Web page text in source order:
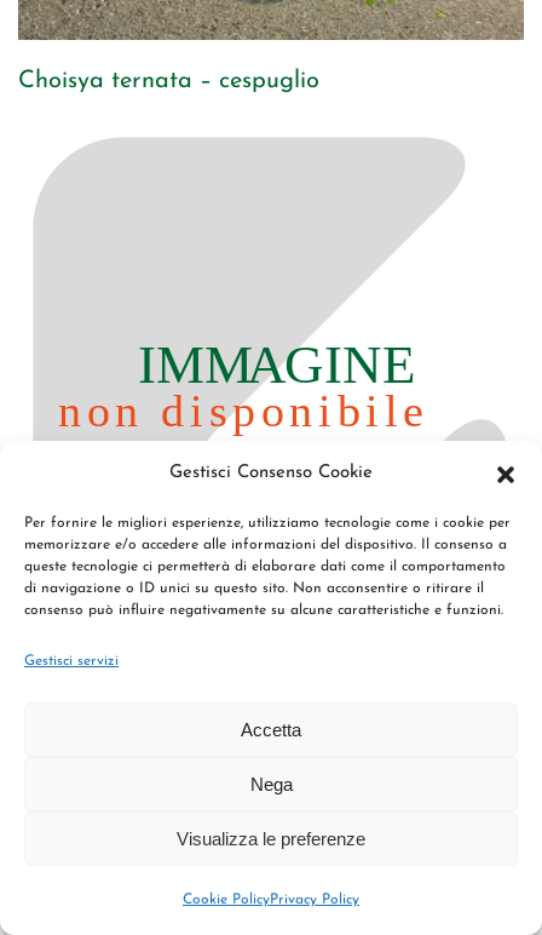
Gestisci Consenso Cookie
Per fornire le migliori esperienze, utilizziamo tecnologie come i cookie per
memorizzare e/o accedere alle informazioni del dispositivo. Il consenso a
queste tecnologie ci permetterà di elaborare dati come il comportamento
di navigazione o ID unici su questo sito. Non acconsentire o ritirare il
consenso può influire negativamente su alcune caratteristiche e funzioni.
Gestisci servizi
Accetta
Nega
Visualizza le preferenze
Cookie PolicyPrivacy Policy
Choisya ternata – cespuglio
Cornus controversa “Variegata” – cespuglio